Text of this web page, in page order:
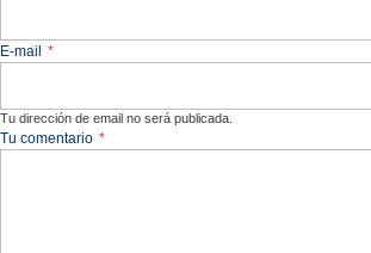
E-mail *
Tu dirección de email no será publicada.
Tu comentario *